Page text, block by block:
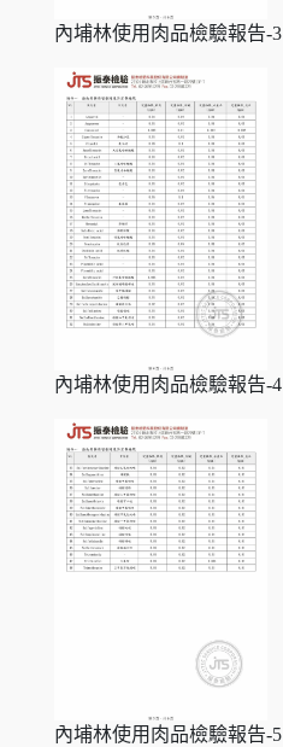
內埔林使用肉品檢驗報告-3
內埔林使用肉品檢驗報告-4
內埔林使用肉品檢驗報告-5